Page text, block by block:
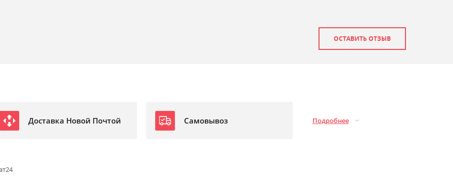
ОСТАВИТЬ ОТЗЫВ
Доставка Новой Почтой Самовывоз Подробнее